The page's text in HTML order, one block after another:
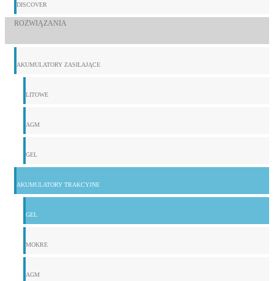
DISCOVER
ROZWIĄZANIA
AKUMULATORY ZASILAJĄCE
LITOWE
AGM
GEL
AKUMULATORY TRAKCYJNE
GEL
MOKRE
AGM